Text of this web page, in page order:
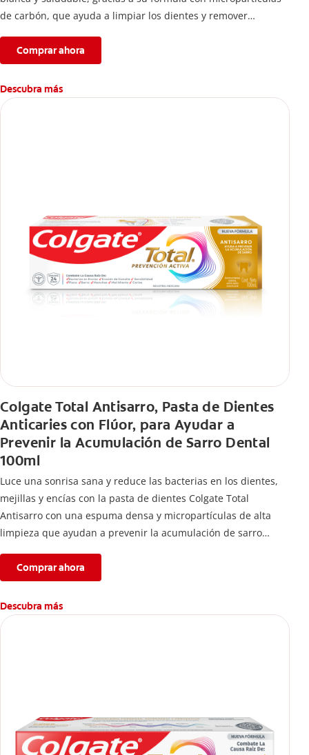
de carbón, que ayuda a limpiar los dientes y remover
Comprar ahora
Descubra más
Colgate Total Antisarro, Pasta de Dientes
Anticaries con Flúor, para Ayudar a
Prevenir la Acumulación de Sarro Dental
100ml
Luce una sonrisa sana y reduce las bacterias en los dientes,
mejillas y encías con la pasta de dientes Colgate Total
Antisarro con una espuma densa y micropartículas de alta
limpieza que ayudan a prevenir la acumulación de sarro
Comprar ahora
Descubra más